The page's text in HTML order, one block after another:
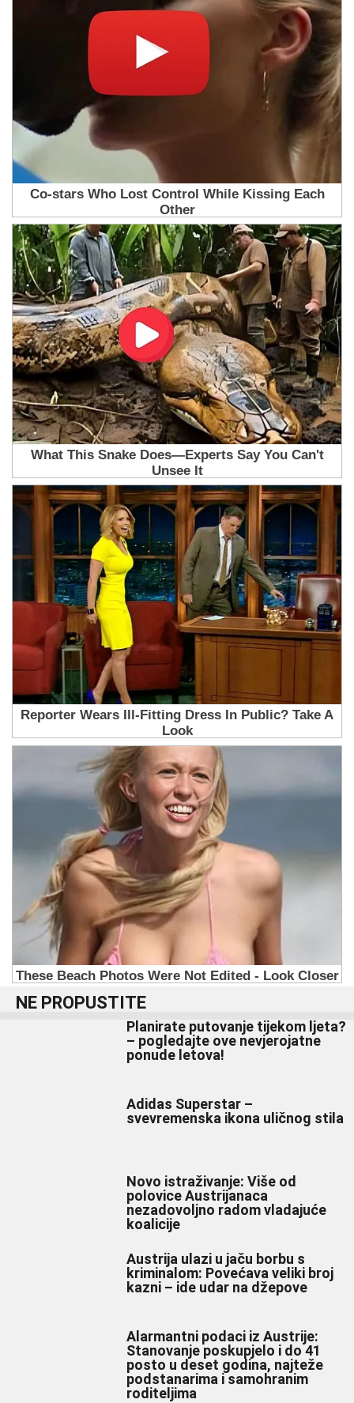
NE PROPUSTITE
Planirate putovanje tijekom ljeta?
– pogledajte ove nevjerojatne
ponude letova!
Adidas Superstar –
svevremenska ikona uličnog stila
Novo istraživanje: Više od
polovice Austrijanaca
nezadovoljno radom vladajuće
koalicije
Austrija ulazi u jaču borbu s
kriminalom: Povećava veliki broj
kazni – ide udar na džepove
Alarmantni podaci iz Austrije:
Stanovanje poskupjelo i do 41
posto u deset godina, najteže
podstanarima i samohranim
roditeljima